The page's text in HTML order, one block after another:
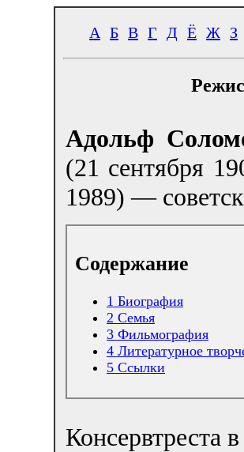
А Б В Г Д Ё Ж З
Адольф
(21 сентября
1989) —
Содержание
1 Биография
2 Семья
3 Фильмография
4 Литературное
5 Ссылки
Консервтреста